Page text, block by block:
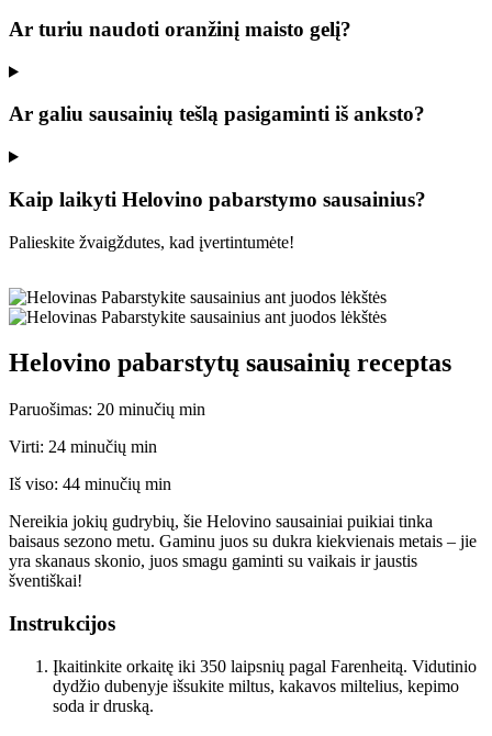
Ar turiu naudoti oranžinį maisto gelį?
Ar galiu sausainių tešlą pasigaminti iš anksto?
Kaip laikyti Helovino pabarstymo sausainius?
Palieskite žvaigždutes, kad įvertintumėte!
Helovino pabarstytų sausainių receptas
Paruošimas: 20 minučių min
Virti: 24 minučių min
Iš viso: 44 minučių min
Nereikia jokių gudrybių, šie Helovino sausainiai puikiai tinka
baisaus sezono metu. Gaminu juos su dukra kiekvienais metais – jie
yra skanaus skonio, juos smagu gaminti su vaikais ir jaustis
šventiškai!
Instrukcijos
Įkaitinkite orkaitę iki 350 laipsnių pagal Farenheitą. Vidutinio
dydžio dubenyje išsukite miltus, kakavos miltelius, kepimo
soda ir druską.